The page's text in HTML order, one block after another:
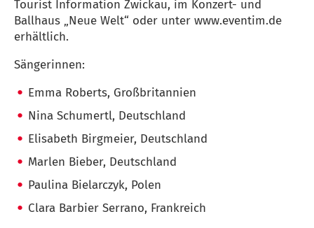
Tourist Information Zwickau, im Konzert- und
Ballhaus „Neue Welt“ oder unter www.eventim.de
erhältlich.
Sängerinnen:
Emma Roberts, Großbritannien
Nina Schumertl, Deutschland
Elisabeth Birgmeier, Deutschland
Marlen Bieber, Deutschland
Paulina Bielarczyk, Polen
Clara Barbier Serrano, Frankreich